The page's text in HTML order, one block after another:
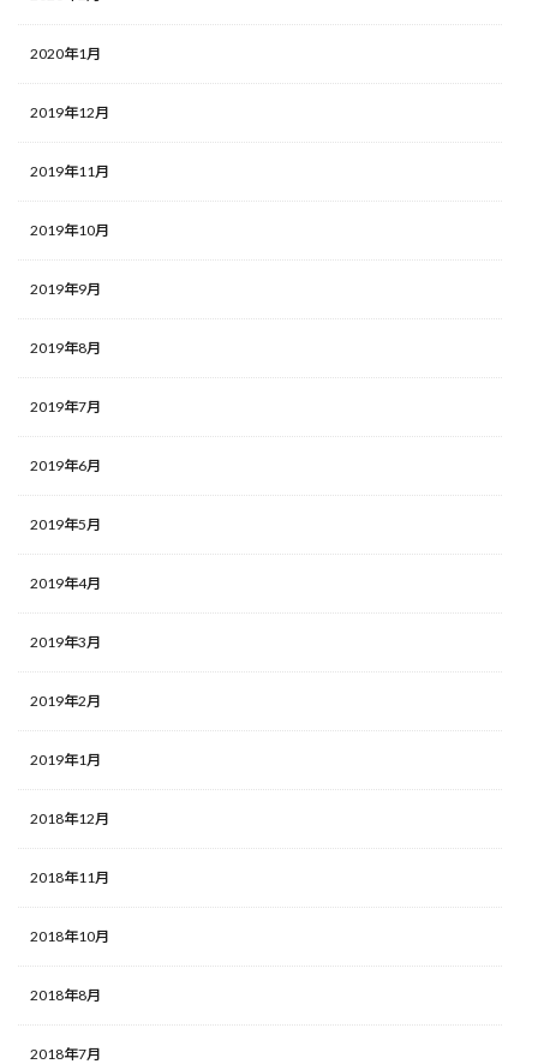
2020年1月
2019年12月
2019年11月
2019年10月
2019年9月
2019年8月
2019年7月
2019年6月
2019年5月
2019年4月
2019年3月
2019年2月
2019年1月
2018年12月
2018年11月
2018年10月
2018年8月
2018年7月